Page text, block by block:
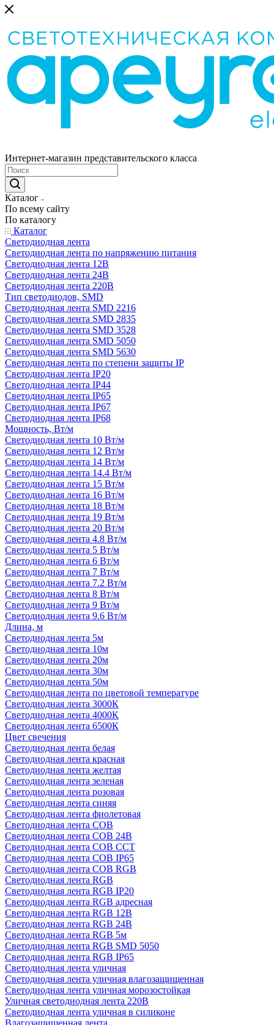
Интернет-магазин представительского класса
Каталог
По всему сайту
По каталогу
Каталог
Светодиодная лента
Светодиодная лента по напряжению питания
Светодиодная лента 12В
Светодиодная лента 24В
Светодиодная лента 220В
Тип светодиодов, SMD
Cветодиодная лента SMD 2216
Светодиодная лента SMD 2835
Светодиодная лента SMD 3528
Светодиодная лента SMD 5050
Светодиодная лента SMD 5630
Светодиодная лента по степени защиты IP
Светодиодная лента IP20
Светодиодная лента IP44
Светодиодная лента IP65
Светодиодная лента IP67
Светодиодная лента IP68
Мощность, Вт/м
Светодиодная лента 10 Вт/м
Светодиодная лента 12 Вт/м
Светодиодная лента 14 Вт/м
Светодиодная лента 14.4 Вт/м
Светодиодная лента 15 Вт/м
Светодиодная лента 16 Вт/м
Светодиодная лента 18 Вт/м
Светодиодная лента 19 Вт/м
Светодиодная лента 20 Вт/м
Светодиодная лента 4.8 Вт/м
Светодиодная лента 5 Вт/м
Светодиодная лента 6 Вт/м
Светодиодная лента 7 Вт/м
Светодиодная лента 7.2 Вт/м
Светодиодная лента 8 Вт/м
Светодиодная лента 9 Вт/м
Светодиодная лента 9.6 Вт/м
Длина, м
Светодиодная лента 5м
Светодиодная лента 10м
Светодиодная лента 20м
Светодиодная лента 30м
Светодиодная лента 50м
Светодиодная лента по цветовой температуре
Светодиодная лента 3000К
Светодиодная лента 4000К
Светодиодная лента 6500К
Цвет свечения
Светодиодная лента белая
Светодиодная лента красная
Светодиодная лента желтая
Светодиодная лента зеленая
Светодиодная лента розовая
Светодиодная лента синяя
Светодиодная лента фиолетовая
Светодиодная лента COB
Светодиодная лента COB 24В
Светодиодная лента COB CCT
Светодиодная лента COB IP65
Светодиодная лента COB RGB
Светодиодная лента RGB
Светодиодная лента RGB IP20
Светодиодная лента RGB адресная
Светодиодная лента RGB 12В
Светодиодная лента RGB 24В
Светодиодная лента RGB 5м
Светодиодная лента RGB SMD 5050
Светодиодная лента RGB IP65
Светодиодная лента уличная
Светодиодная лента уличная влагозащищенная
Светодиодная лента уличная морозостойкая
Уличная светодиодная лента 220В
Светодиодная лента уличная в силиконе
Влагозащищенная лента